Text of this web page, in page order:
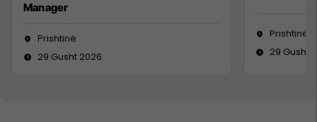
Manager
Prishtinë
29 Gusht 2026
Prishtinë
29 Gusht